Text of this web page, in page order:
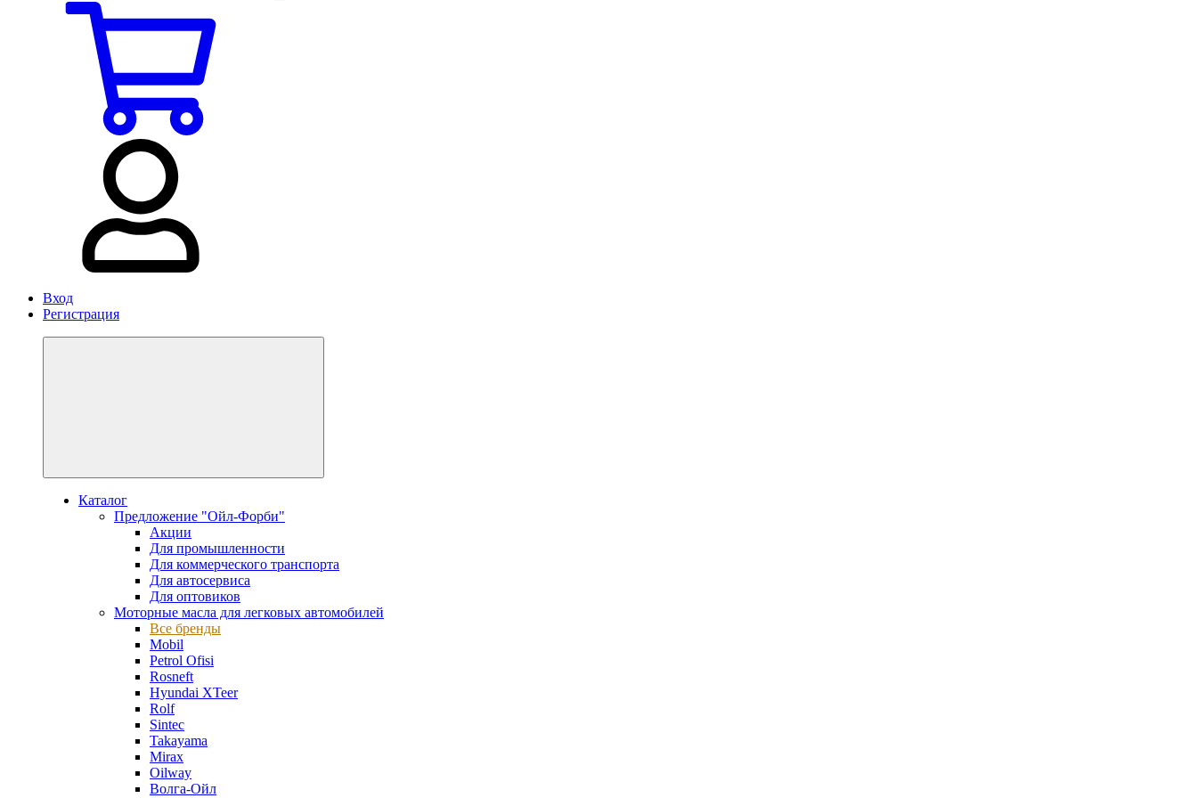
Вход
Регистрация
Каталог
Предложение "Ойл-Форби"
Акции
Для промышленности
Для коммерческого транспорта
Для автосервиса
Для оптовиков
Моторные масла для легковых автомобилей
Все бренды
Mobil
Petrol Ofisi
Rosneft
Hyundai XTeer
Rolf
Sintec
Takayama
Mirax
Oilway
Волга-Ойл